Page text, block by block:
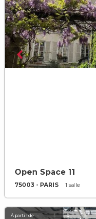
Open Space 11
75003 - PARIS 1 salle
À partir de